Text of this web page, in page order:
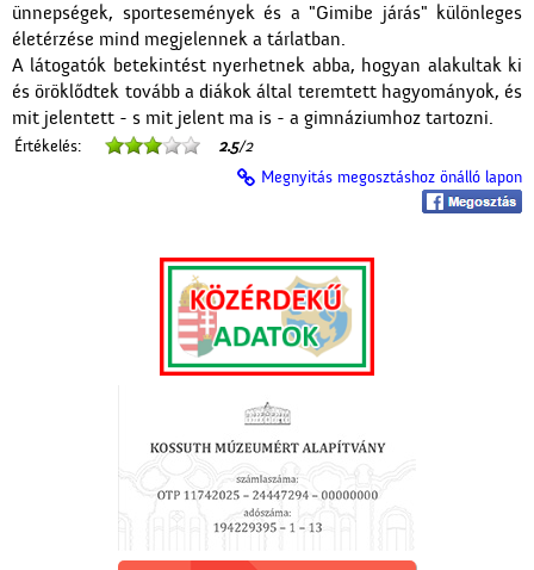
ünnepségek, sportesemények és a "Gimibe járás" különleges
életérzése mind megjelennek a tárlatban.
A látogatók betekintést nyerhetnek abba, hogyan alakultak ki
és öröklődtek tovább a diákok által teremtett hagyományok, és
mit jelentett - s mit jelent ma is - a gimnáziumhoz tartozni.
Értékelés: 2.5/2
Megnyitás megosztáshoz önálló lapon